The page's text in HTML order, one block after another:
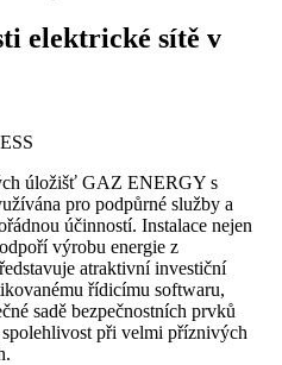
elektrické sítě v
úložišť GAZ ENERGY s
pro podpůrné služby a
účinností. Instalace nejen
výrobu energie z
atraktivní investiční
řídicímu softwaru,
sadě bezpečnostních prvků
při velmi příznivých